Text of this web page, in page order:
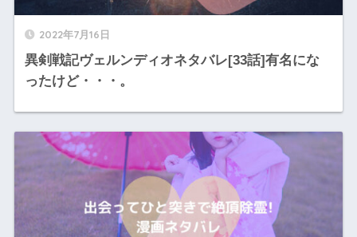
2022年7月16日
異剣戦記ヴェルンディオネタバレ[33話]有名にな
ったけど・・・。